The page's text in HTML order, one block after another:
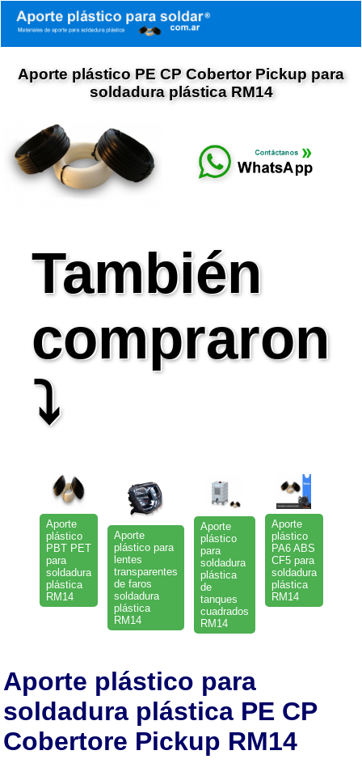
Aporte plástico PE CP Cobertor Pickup para
soldadura plástica RM14
También
compraron
⤵
Aporte
plástico
PBT PET
para
soldadura
plástica
RM14
Aporte
plástico para
lentes
transparentes
de faros
soldadura
plástica
RM14
Aporte
plástico
para
soldadura
plástica
de
tanques
cuadrados
RM14
Aporte
plástico
PA6 ABS
CF5 para
soldadura
plástica
RM14
Aporte plástico para
soldadura plástica PE CP
Cobertore Pickup RM14